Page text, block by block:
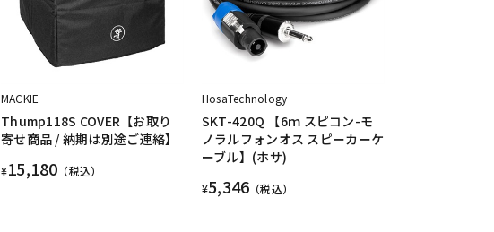
MACKIE
Thump118S COVER【お取り
寄せ商品 / 納期は別途ご連絡】
¥15,180 （税込）
HosaTechnology
SKT-420Q 【6ｍ スピコン-モ
ノラルフォンオス スピーカーケ
ーブル】(ホサ)
¥5,346 （税込）